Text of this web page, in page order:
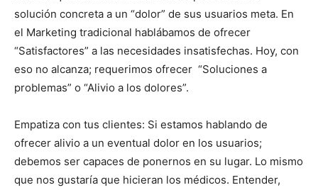
solución concreta a un “dolor” de sus usuarios meta. En
el Marketing tradicional hablábamos de ofrecer
“Satisfactores” a las necesidades insatisfechas. Hoy, con
eso no alcanza; requerimos ofrecer “Soluciones a
problemas” o “Alivio a los dolores”.
Empatiza con tus clientes: Si estamos hablando de
ofrecer alivio a un eventual dolor en los usuarios;
debemos ser capaces de ponernos en su lugar. Lo mismo
que nos gustaría que hicieran los médicos. Entender,